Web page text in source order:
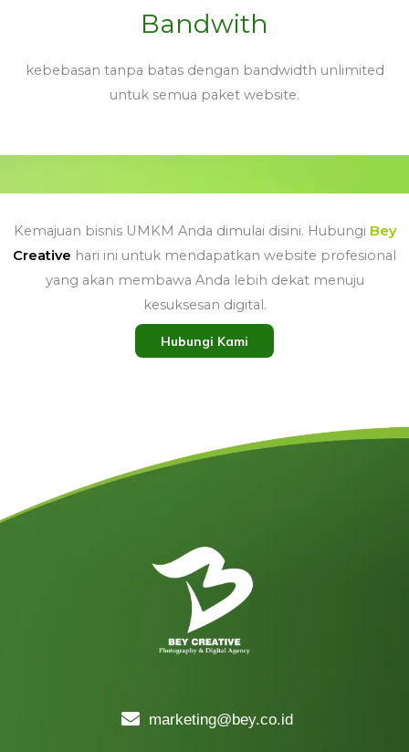
Bandwith
kebebasan tanpa batas dengan bandwidth unlimited
untuk semua paket website.
Kemajuan bisnis UMKM Anda dimulai disini. Hubungi Bey
Creative hari ini untuk mendapatkan website profesional
yang akan membawa Anda lebih dekat menuju
kesuksesan digital.
Hubungi Kami
marketing@bey.co.id